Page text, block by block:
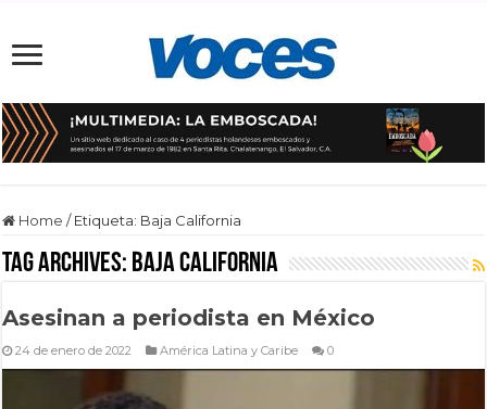
Home / Etiqueta: Baja California
Tag Archives: Baja California
Asesinan a periodista en México
24 de enero de 2022 América Latina y Caribe 0